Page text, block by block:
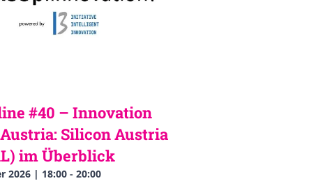
#40 – Innovation
Silicon Austria
im Überblick
2026 | 18:00- 20:00